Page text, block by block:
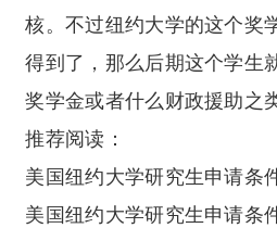
核。不过纽约大学的这个奖
得到了，那么后期这个学生
奖学金或者什么财政援助之
推荐阅读：
美国纽约大学研究生申请条
美国纽约大学研究生申请条